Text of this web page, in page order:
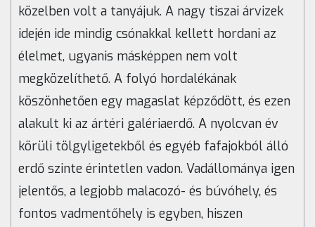
közelben volt a tanyájuk. A nagy tiszai árvizek
idején ide mindig csónakkal kellett hordani az
élelmet, ugyanis másképpen nem volt
megközelíthető. A folyó hordalékának
köszönhetően egy magaslat képződött, és ezen
alakult ki az ártéri galériaerdő. A nyolcvan év
körüli tölgyligetekből és egyéb fafajokból álló
erdő szinte érintetlen vadon. Vadállománya igen
jelentős, a legjobb malacozó- és búvóhely, és
fontos vadmentőhely is egyben, hiszen